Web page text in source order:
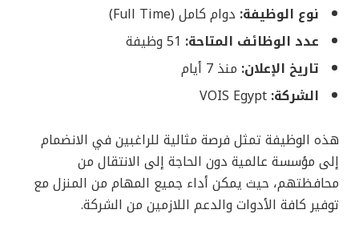
نوع الوظيفة: دوام كامل (Full Time)
عدد الوظائف المتاحة:
تاريخ الإعلان: منذ 7 أيام
الشركة:
هذه الوظيفة تمثل فرصة مثالية للراغبين في الانضمام
إلى مؤسسة عالمية دون الحاجة إلى الانتقال من
محافظتهم، حيث يمكن أداء جميع المهام من المنزل مع
توفير كافة الأدوات والدعم اللازمين من الشركة.